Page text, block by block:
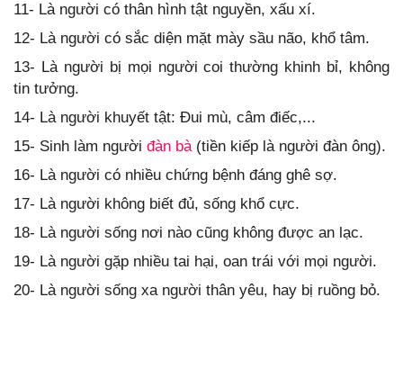
11- Là người có thân hình tật nguyền, xấu xí.
12- Là người có sắc diện mặt mày sầu não, khổ tâm.
13- Là người bị mọi người coi thường khinh bỉ, không
tin tưởng.
14- Là người khuyết tật: Đui mù, câm điếc,...
15- Sinh làm người đàn bà(tiền kiếp là người đàn ông).
16- Là người có nhiều chứng bệnh đáng ghê sợ.
17- Là người không biết đủ, sống khổ cực.
18- Là người sống nơi nào cũng không được an lạc.
19- Là người gặp nhiều tai hại, oan trái với mọi người.
20- Là người sống xa người thân yêu, hay bị ruồng bỏ.